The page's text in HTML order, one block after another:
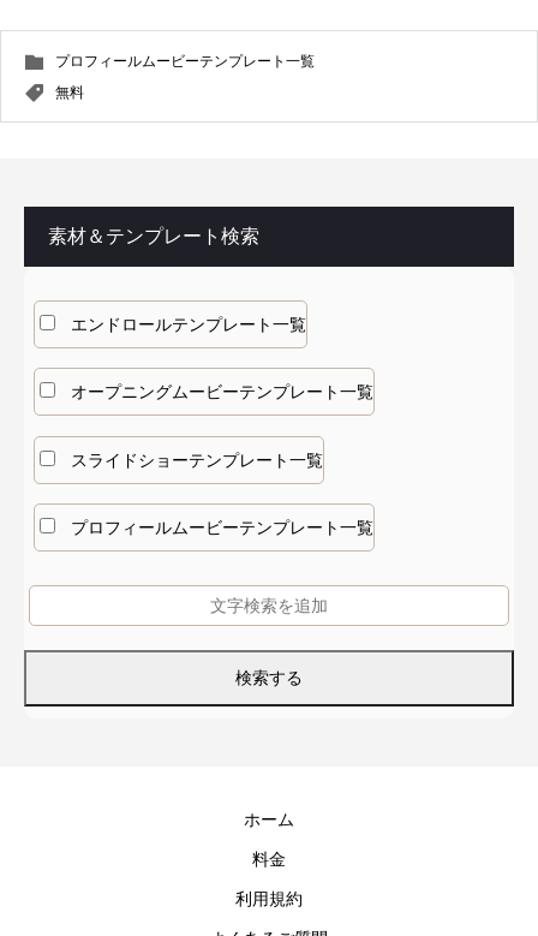
プロフィールムービーテンプレート一覧
無料
素材＆テンプレート検索
エンドロールテンプレート一覧
オープニングムービーテンプレート一覧
スライドショーテンプレート一覧
プロフィールムービーテンプレート一覧
ホーム
料金
利用規約